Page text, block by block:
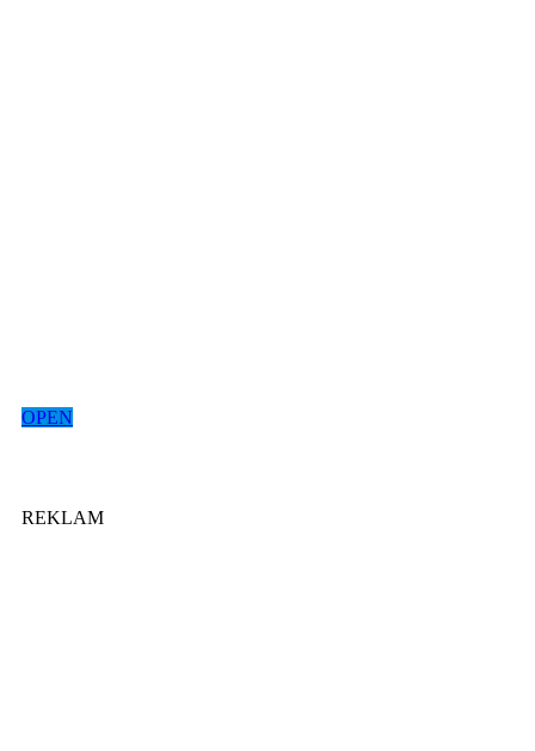
OPEN
REKLAM